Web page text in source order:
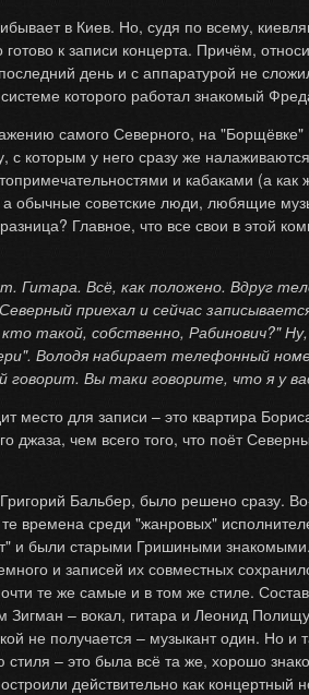
в Киев. Но, судя по всему,
к записи концерта. Причём,
день и с аппаратурой не
которого работал знакомый
самого Северного, на
с которым у него сразу же
и кабаками (а
обычные советские люди, любящие
Главное, что все свои в этой
Гитара. Всё, как положено. Вдруг
приехал и сейчас
такой, собственно, Рабинович?"
Володя набирает телефонный
Вы таки говорите, что я у
место для записи – это квартира
джаза, чем всего того, что поёт
Бальбер, было решено сразу.
времена среди "жанровых"
и были старыми Гришиными
и записей их совместных
те же самые и в том же стиле.
– вокал, гитара и Леонид
не получается – музыкант один. Но
стиля – это была всё та же, хорошо
действительно как